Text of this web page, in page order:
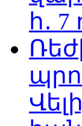
հ․